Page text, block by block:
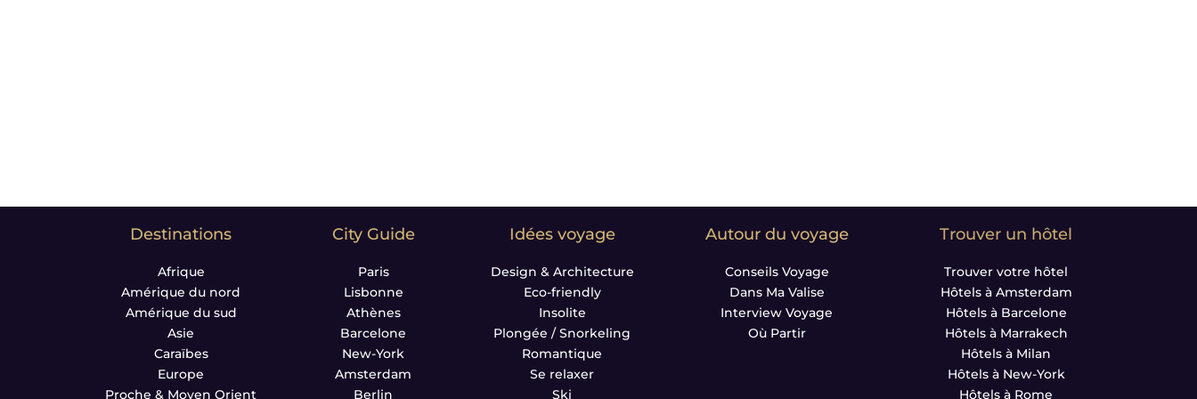
Destinations
Afrique
Amérique du nord
Amérique du sud
Asie
Caraïbes
Europe
Proche & Moyen Orient
City Guide
Paris
Lisbonne
Athènes
Barcelone
New-York
Amsterdam
Berlin
Idées voyage
Design & Architecture
Eco-friendly
Insolite
Plongée / Snorkeling
Romantique
Se relaxer
Ski
Autour du voyage
Conseils Voyage
Dans Ma Valise
Interview Voyage
Où Partir
Trouver un hôtel
Trouver votre hôtel
Hôtels à Amsterdam
Hôtels à Barcelone
Hôtels à Marrakech
Hôtels à Milan
Hôtels à New-York
Hôtels à Rome